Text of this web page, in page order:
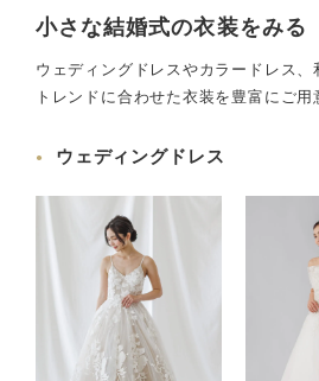
小さな結婚式の衣装をみる
ウェディングドレスやカラードレス、
トレンドに合わせた衣装を豊富にご用
ウェディングドレス